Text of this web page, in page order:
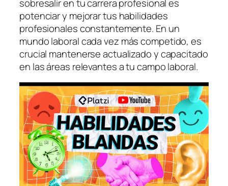
sobresalir en tu carrera profesional es
potenciar y mejorar tus habilidades
profesionales constantemente. En un
mundo laboral cada vez más competido, es
crucial mantenerse actualizado y capacitado
en las áreas relevantes a tu campo laboral.